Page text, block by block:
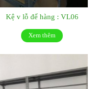
Kệ v lỗ để hàng : VL06
Xem thêm